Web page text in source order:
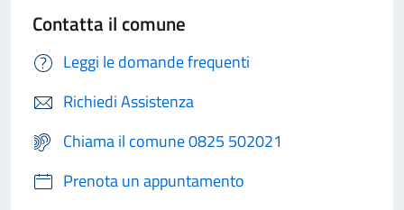
Contatta il comune
Leggi le domande frequenti
Richiedi Assistenza
Chiama il comune 0825 502021
Prenota un appuntamento